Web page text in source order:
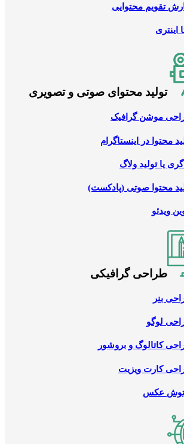
تقویم محتوایی
اینتری
تولید محتوای صوتی و تصویری
موشن گرافیک
محتوا در اینستاگرام
یا تولید ولاگ
محتوا صوتی (پادکست)
ویدئو
طراحی گرافیکی
بنر
لوگو
کاتالوگ و بروشور
کارت ویزیت
عکس